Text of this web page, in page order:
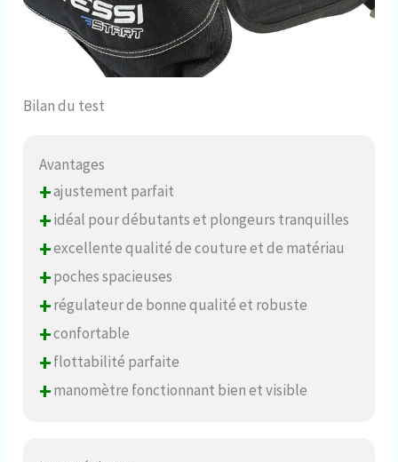
Bilan du test
Avantages
+ajustement parfait
+idéal pour débutants et plongeurs tranquilles
+excellente qualité de couture et de matériau
+poches spacieuses
+régulateur de bonne qualité et robuste
+confortable
+flottabilité parfaite
+manomètre fonctionnant bien et visible